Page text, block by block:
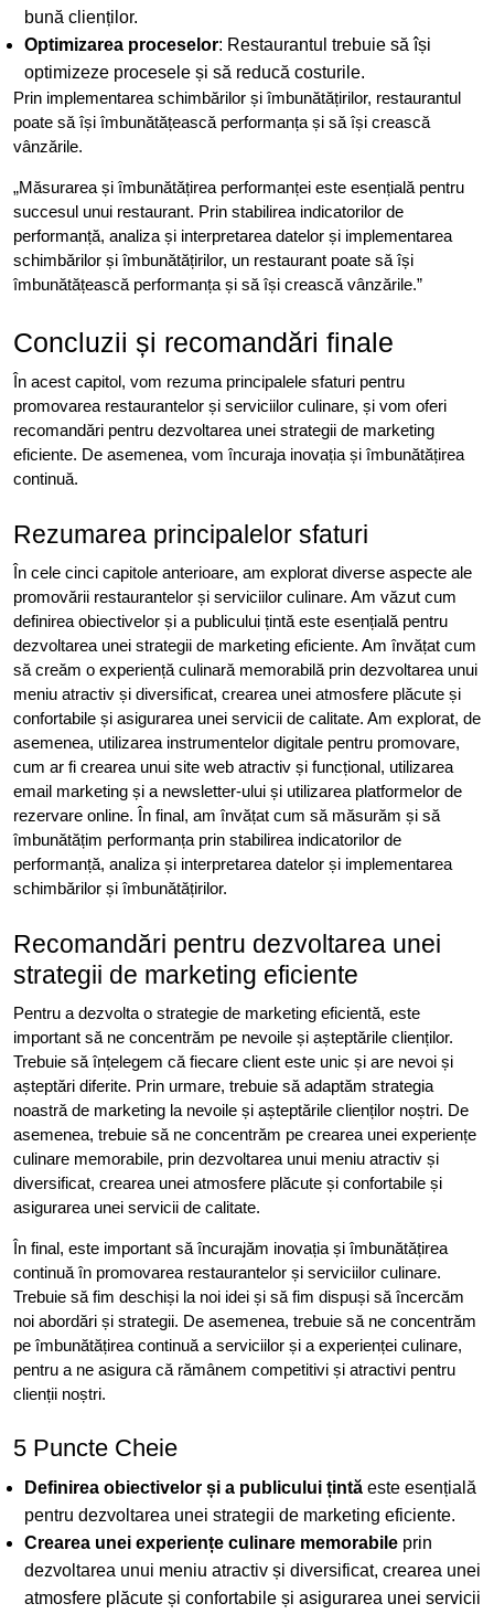
bună clienților.
Optimizarea proceselor: Restaurantul trebuie să își
optimizeze procesele și să reducă costurile.
Prin implementarea schimbărilor și îmbunătățirilor, restaurantul
poate să își îmbunătățească performanța și să își crească
vânzările.
„Măsurarea și îmbunătățirea performanței este esențială pentru
succesul unui restaurant. Prin stabilirea indicatorilor de
performanță, analiza și interpretarea datelor și implementarea
schimbărilor și îmbunătățirilor, un restaurant poate să își
îmbunătățească performanța și să își crească vânzările.”
Concluzii și recomandări finale
În acest capitol, vom rezuma principalele sfaturi pentru
promovarea restaurantelor și serviciilor culinare, și vom oferi
recomandări pentru dezvoltarea unei strategii de marketing
eficiente. De asemenea, vom încuraja inovația și îmbunătățirea
continuă.
Rezumarea principalelor sfaturi
În cele cinci capitole anterioare, am explorat diverse aspecte ale
promovării restaurantelor și serviciilor culinare. Am văzut cum
definirea obiectivelor și a publicului țintă este esențială pentru
dezvoltarea unei strategii de marketing eficiente. Am învățat cum
să creăm o experiență culinară memorabilă prin dezvoltarea unui
meniu atractiv și diversificat, crearea unei atmosfere plăcute și
confortabile și asigurarea unei servicii de calitate. Am explorat, de
asemenea, utilizarea instrumentelor digitale pentru promovare,
cum ar fi crearea unui site web atractiv și funcțional, utilizarea
email marketing și a newsletter-ului și utilizarea platformelor de
rezervare online. În final, am învățat cum să măsurăm și să
îmbunătățim performanța prin stabilirea indicatorilor de
performanță, analiza și interpretarea datelor și implementarea
schimbărilor și îmbunătățirilor.
Recomandări pentru dezvoltarea unei
strategii de marketing eficiente
Pentru a dezvolta o strategie de marketing eficientă, este
important să ne concentrăm pe nevoile și așteptările clienților.
Trebuie să înțelegem că fiecare client este unic și are nevoi și
așteptări diferite. Prin urmare, trebuie să adaptăm strategia
noastră de marketing la nevoile și așteptările clienților noștri. De
asemenea, trebuie să ne concentrăm pe crearea unei experiențe
culinare memorabile, prin dezvoltarea unui meniu atractiv și
diversificat, crearea unei atmosfere plăcute și confortabile și
asigurarea unei servicii de calitate.
În final, este important să încurajăm inovația și îmbunătățirea
continuă în promovarea restaurantelor și serviciilor culinare.
Trebuie să fim deschiși la noi idei și să fim dispuși să încercăm
noi abordări și strategii. De asemenea, trebuie să ne concentrăm
pe îmbunătățirea continuă a serviciilor și a experienței culinare,
pentru a ne asigura că rămânem competitivi și atractivi pentru
clienții noștri.
5 Puncte Cheie
Definirea obiectivelor și a publicului țintă este esențială
pentru dezvoltarea unei strategii de marketing eficiente.
Crearea unei experiențe culinare memorabile prin
dezvoltarea unui meniu atractiv și diversificat, crearea unei
atmosfere plăcute și confortabile și asigurarea unei servicii